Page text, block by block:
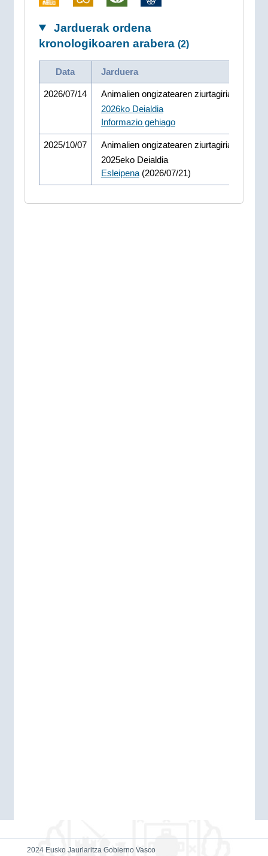
Jarduerak ordena
kronologikoaren arabera (2)
Data Jarduera
2026/07/14
Animalien ongizatearen ziurtagiria
2026ko Deialdia
Informazio gehiago
2025/10/07
Animalien ongizatearen ziurtagiria
2025eko Deialdia
Esleipena(2026/07/21)
2024 Eusko Jaurlaritza Gobierno Vasco